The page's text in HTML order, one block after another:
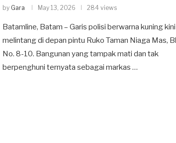
by Gara May 13, 2026 284 views
​Batamline, Batam – Garis polisi berwarna kuning kini
melintang di depan pintu Ruko Taman Niaga Mas,
No. 8-10. Bangunan yang tampak mati dan tak
berpenghuni ternyata sebagai markas …